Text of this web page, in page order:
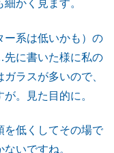
かく見ます。
ー系は低いかも）の
に書いた様に私の
ラスが多いので、
。見た目的に。
を低くしてその場で
いですね。